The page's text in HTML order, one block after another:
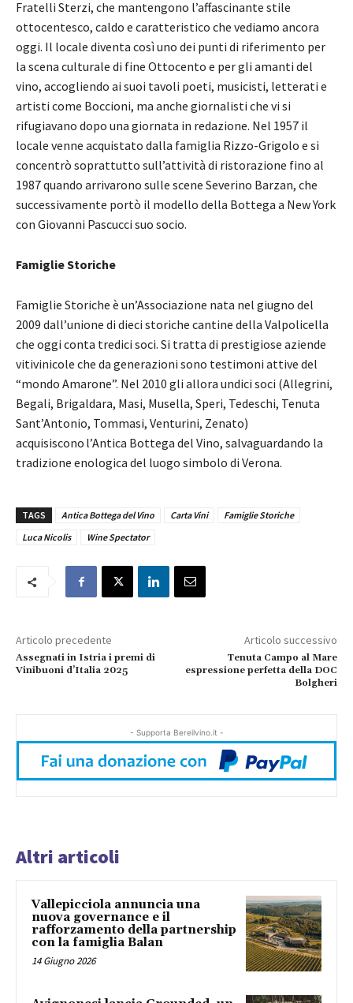
Fratelli Sterzi, che mantengono l’affascinante stile
ottocentesco, caldo e caratteristico che vediamo ancora
oggi. Il locale diventa così uno dei punti di riferimento per
la scena culturale di fine Ottocento e per gli amanti del
vino, accogliendo ai suoi tavoli poeti, musicisti, letterati e
artisti come Boccioni, ma anche giornalisti che vi si
rifugiavano dopo una giornata in redazione. Nel 1957 il
locale venne acquistato dalla famiglia Rizzo-Grigolo e si
concentrò soprattutto sull’attività di ristorazione fino al
1987 quando arrivarono sulle scene Severino Barzan, che
successivamente portò il modello della Bottega a New York
con Giovanni Pascucci suo socio.
Famiglie Storiche
Famiglie Storiche è un’Associazione nata nel giugno del
2009 dall’unione di dieci storiche cantine della Valpolicella
che oggi conta tredici soci. Si tratta di prestigiose aziende
vitivinicole che da generazioni sono testimoni attive del
“mondo Amarone”. Nel 2010 gli allora undici soci (Allegrini,
Begali, Brigaldara, Masi, Musella, Speri, Tedeschi, Tenuta
Sant’Antonio, Tommasi, Venturini, Zenato)
acquisiscono l’Antica Bottega del Vino, salvaguardando la
tradizione enologica del luogo simbolo di Verona.
TAGS Antica Bottega del Vino Carta Vini
Famiglie Storiche
Luca Nicolis
Wine Spectator
Articolo precedente
Assegnati in Istria i premi di
Vinibuoni d’Italia 2025
Articolo successivo
Tenuta Campo al Mare
espressione perfetta della DOC
Bolgheri
- Supporta Bereilvino.it -
Altri articoli
Vallepicciola annuncia una
nuova governance e il
rafforzamento della partnership
con la famiglia Balan
14 Giugno 2026